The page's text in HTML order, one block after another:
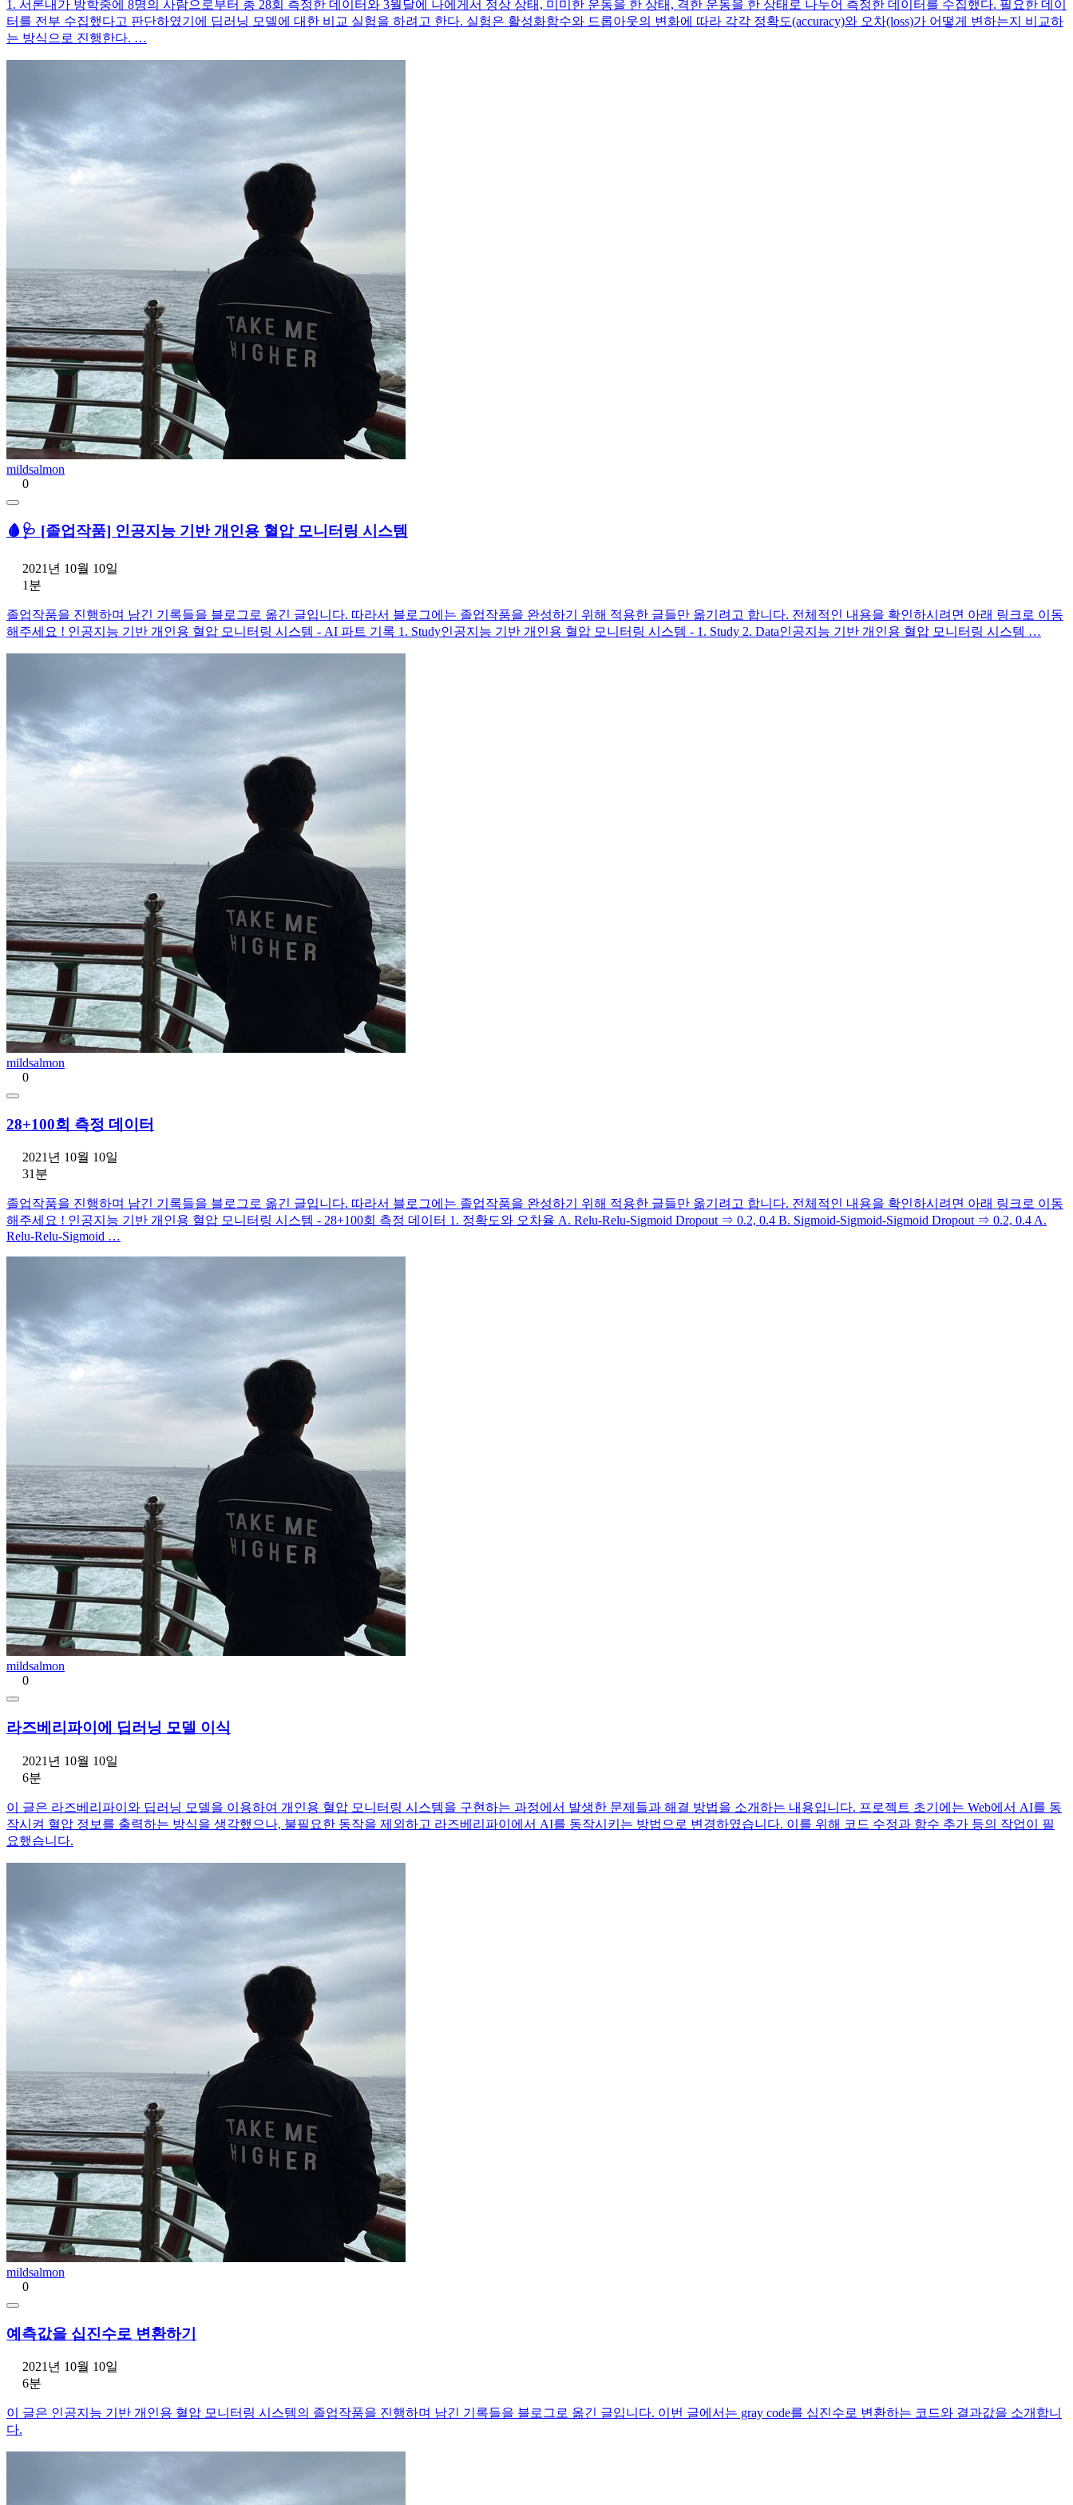
1. 서론내가 방학중에 8명의 사람으로부터 총 28회 측정한 데이터와 3월달에 나에게서 정상 상태, 미미한 운동을 한 상태, 격한 운동을 한 상태로 나누어 측정한 데이터를 수집했다. 필요한 데이
터를 전부 수집했다고 판단하였기에 딥러닝 모델에 대한 비교 실험을 하려고 한다. 실험은 활성화함수와 드롭아웃의 변화에 따라 각각 정확도(accuracy)와 오차(loss)가 어떻게 변하는지 비교하
는 방식으로 진행한다. …
mildsalmon
0
🩸🩺 [졸업작품] 인공지능 기반 개인용 혈압 모니터링 시스템
2021년 10월 10일
1분
졸업작품을 진행하며 남긴 기록들을 블로그로 옮긴 글입니다. 따라서 블로그에는 졸업작품을 완성하기 위해 적용한 글들만 옮기려고 합니다. 전체적인 내용을 확인하시려면 아래 링크로 이동
해주세요 ! 인공지능 기반 개인용 혈압 모니터링 시스템 - AI 파트 기록 1. Study인공지능 기반 개인용 혈압 모니터링 시스템 - 1. Study 2. Data인공지능 기반 개인용 혈압 모니터링 시스템 …
mildsalmon
0
28+100회 측정 데이터
2021년 10월 10일
31분
졸업작품을 진행하며 남긴 기록들을 블로그로 옮긴 글입니다. 따라서 블로그에는 졸업작품을 완성하기 위해 적용한 글들만 옮기려고 합니다. 전체적인 내용을 확인하시려면 아래 링크로 이동
해주세요 ! 인공지능 기반 개인용 혈압 모니터링 시스템 - 28+100회 측정 데이터 1. 정확도와 오차율 A. Relu-Relu-Sigmoid Dropout ⇒ 0.2, 0.4 B. Sigmoid-Sigmoid-Sigmoid Dropout ⇒ 0.2, 0.4 A.
Relu-Relu-Sigmoid …
mildsalmon
0
라즈베리파이에 딥러닝 모델 이식
2021년 10월 10일
6분
이 글은 라즈베리파이와 딥러닝 모델을 이용하여 개인용 혈압 모니터링 시스템을 구현하는 과정에서 발생한 문제들과 해결 방법을 소개하는 내용입니다. 프로젝트 초기에는 Web에서 AI를 동
작시켜 혈압 정보를 출력하는 방식을 생각했으나, 불필요한 동작을 제외하고 라즈베리파이에서 AI를 동작시키는 방법으로 변경하였습니다. 이를 위해 코드 수정과 함수 추가 등의 작업이 필
요했습니다.
mildsalmon
0
예측값을 십진수로 변환하기
2021년 10월 10일
6분
이 글은 인공지능 기반 개인용 혈압 모니터링 시스템의 졸업작품을 진행하며 남긴 기록들을 블로그로 옮긴 글입니다. 이번 글에서는 gray code를 십진수로 변환하는 코드와 결과값을 소개합니
다.